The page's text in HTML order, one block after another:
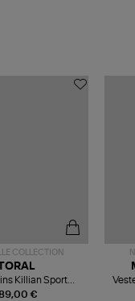
COLLECTION
€
TORAL
Killian Sport
Mousse